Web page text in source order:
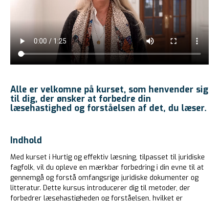
Alle er velkomne på kurset, som henvender sig
til dig, der ønsker at forbedre din
læsehastighed og forståelsen af det, du læser.
Indhold
Med kurset i Hurtig og effektiv læsning, tilpasset til juridiske
fagfolk, vil du opleve en mærkbar forbedring i din evne til at
gennemgå og forstå omfangsrige juridiske dokumenter og
litteratur. Dette kursus introducerer dig til metoder, der
forbedrer læsehastigheden og forståelsen, hvilket er